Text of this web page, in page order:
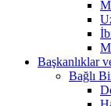
Başkanlıklar
Bağlı